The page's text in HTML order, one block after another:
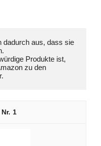
dadurch aus, dass sie
Produkte ist,
zu den
1